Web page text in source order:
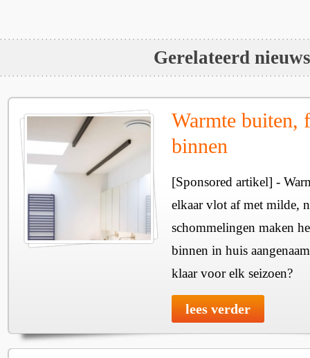
Gerelateerd nieuws
Warmte buiten,
binnen
[Sponsored artikel] -
elkaar vlot af met milde,
schommelingen maken
binnen in huis
klaar voor elk seizoen?
lees verder